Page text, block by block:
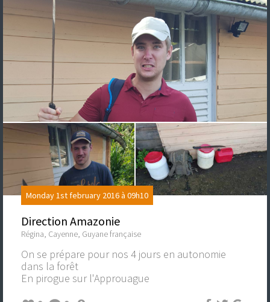
Monday 1st february 2016 à 09h10
Direction Amazonie
Régina, Cayenne, Guyane française
On se prépare pour nos 4 jours en autonomie
dans la forêt
En pirogue sur l'Approuague